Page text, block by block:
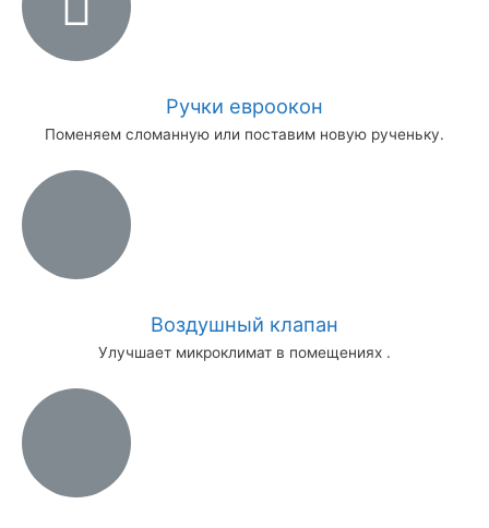
Ручки евроокон
Поменяем сломанную или поставим новую рученьку.
Воздушный клапан
Улучшает микроклимат в помещениях .